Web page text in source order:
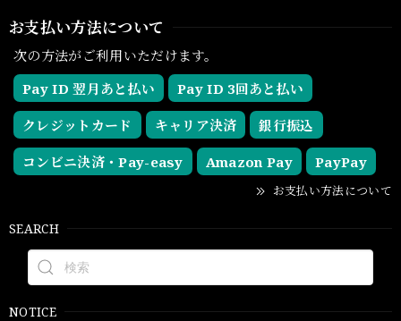
お支払い方法について
次の方法がご利用いただけます。
Pay ID 翌月あと払い
Pay ID 3回あと払い
クレジットカード キャリア決済 銀行振込
コンビニ決済・Pay-easy Amazon Pay PayPay
お支払い方法について
SEARCH
NOTICE